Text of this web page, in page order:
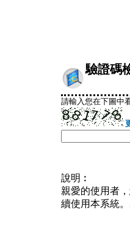
驗證碼
請輸入您在下圖中
說明︰
親愛的使用者
續使用本系統。